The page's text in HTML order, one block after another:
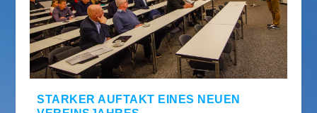
STARKER AUFTAKT EINES NEUEN